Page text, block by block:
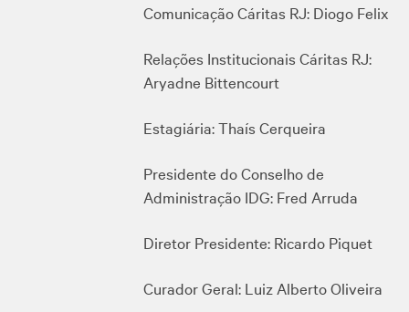
Comunicação Cáritas RJ: Diogo Felix
Relações Institucionais Cáritas RJ:
Aryadne Bittencourt
Estagiária: Thaís Cerqueira
Presidente do Conselho de
Administração IDG: Fred Arruda
Diretor Presidente: Ricardo Piquet
Curador Geral: Luiz Alberto Oliveira